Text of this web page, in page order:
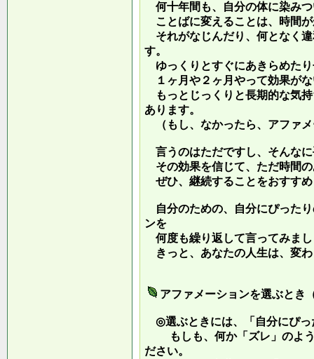
何十年間も、自分の体に染み
ことばに変えることは、時間
それがなじんだり、何となく
す。
ゆっくりとすぐにあきらめた
１ヶ月や２ヶ月やって効果が
もっとじっくりと長期的な気
あります。
（もし、なかったら、アファ
言うのはただですし、そんな
その効果を信じて、ただ時間
ぜひ、継続することをおすす
自分のための、自分にぴった
ンを
何度も繰り返して言ってみま
きっと、あなたの人生は、変
アファメーションを選ぶとき
◎選ぶときには、「自分にぴっ
もしも、何か「ズレ」のよう
ださい。